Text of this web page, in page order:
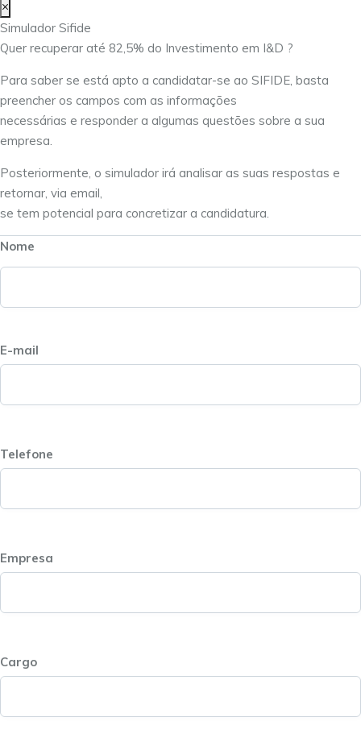
×
Simulador Sifide
Quer recuperar até 82,5% do Investimento em I&D ?
Para saber se está apto a candidatar-se ao SIFIDE, basta
preencher os campos com as informações
necessárias e responder a algumas questões sobre a sua
empresa.
Posteriormente, o simulador irá analisar as suas respostas e
retornar, via email,
se tem potencial para concretizar a candidatura.
Nome
E-mail
Telefone
Empresa
Cargo